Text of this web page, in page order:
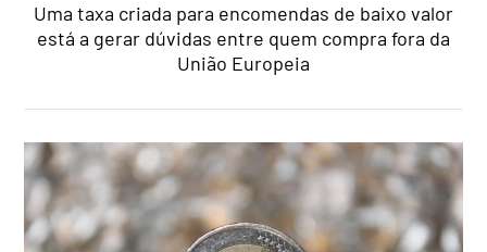
Uma taxa criada para encomendas de baixo valor
está a gerar dúvidas entre quem compra fora da
União Europeia